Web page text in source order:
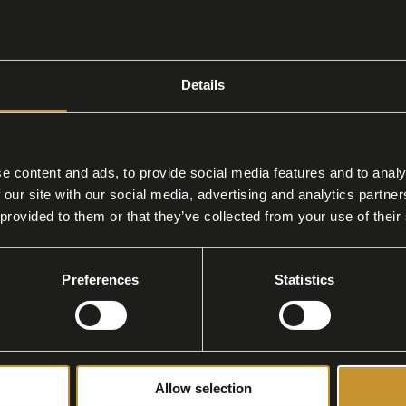
Details
content and ads, to provide social media features and to
site with our social media, advertising and analytics
to them or that they’ve collected from your use of
Preferences Statistics
Allow selection
di lavoro trasparente. Il Guanciale di
filiera corta e controllata, una filiera a
rispetto del benessere animale,
spezie selezionate e una lenta
un guanciale croccante in cottura e
Guanciale?
sia alle esigenze di chi ama cucinare a